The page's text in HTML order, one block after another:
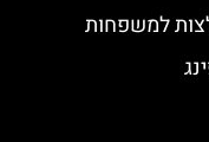
למשפחות